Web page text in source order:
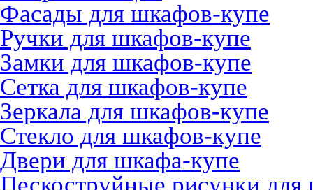
Фасады для шкафов-купе
Ручки для шкафов-купе
Замки для шкафов-купе
Сетка для шкафов-купе
Зеркала для шкафов-купе
Стекло для шкафов-купе
Двери для шкафа-купе